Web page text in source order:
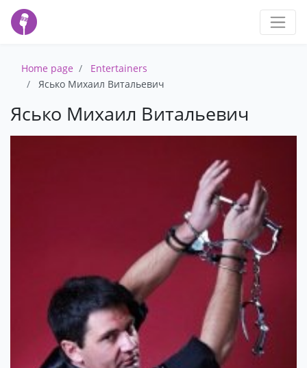
Home page
Entertainers
Ясько Михаил Витальевич
Ясько Михаил Витальевич